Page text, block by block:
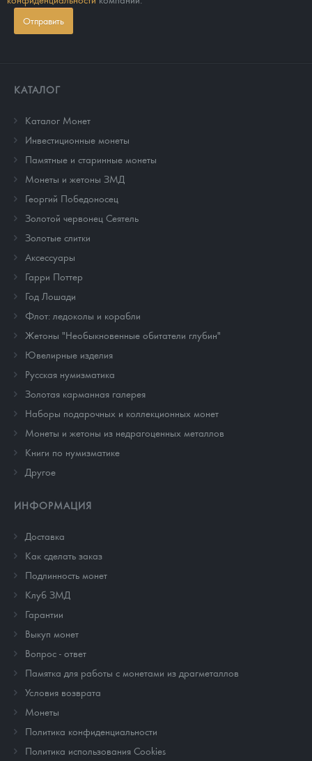
Отправить
КАТАЛОГ
Каталог Монет
Инвестиционные монеты
Памятные и старинные монеты
Монеты и жетоны ЗМД
Георгий Победоносец
Золотой червонец Сеятель
Золотые слитки
Аксессуары
Гарри Поттер
Год Лошади
Флот: ледоколы и корабли
Жетоны "Необыкновенные обитатели глубин"
Ювелирные изделия
Русская нумизматика
Золотая карманная галерея
Наборы подарочных и коллекционных монет
Монеты и жетоны из недрагоценных металлов
Книги по нумизматике
Другое
ИНФОРМАЦИЯ
Доставка
Как сделать заказ
Подлинность монет
Клуб ЗМД
Гарантии
Выкуп монет
Вопрос - ответ
Памятка для работы с монетами из драгметаллов
Условия возврата
Монеты
Политика конфиденциальности
Политика использования Cookies